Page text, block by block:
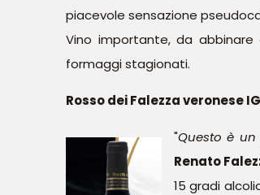
piacevole sensazione
Vino importante, da
formaggi stagionati.
Rosso dei Falezza veronese
"Questo è
Renato
15 gradi